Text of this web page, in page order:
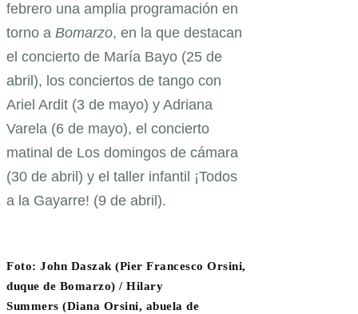
febrero una amplia programación en
torno a Bomarzo, en la que destacan
el concierto de María Bayo (25 de
abril), los conciertos de tango con
Ariel Ardit (3 de mayo) y Adriana
Varela (6 de mayo), el concierto
matinal de Los domingos de cámara
(30 de abril) y el taller infantil ¡Todos
a la Gayarre! (9 de abril).
Foto: John Daszak (Pier Francesco Orsini,
duque de Bomarzo) / Hilary
Summers (Diana Orsini, abuela de